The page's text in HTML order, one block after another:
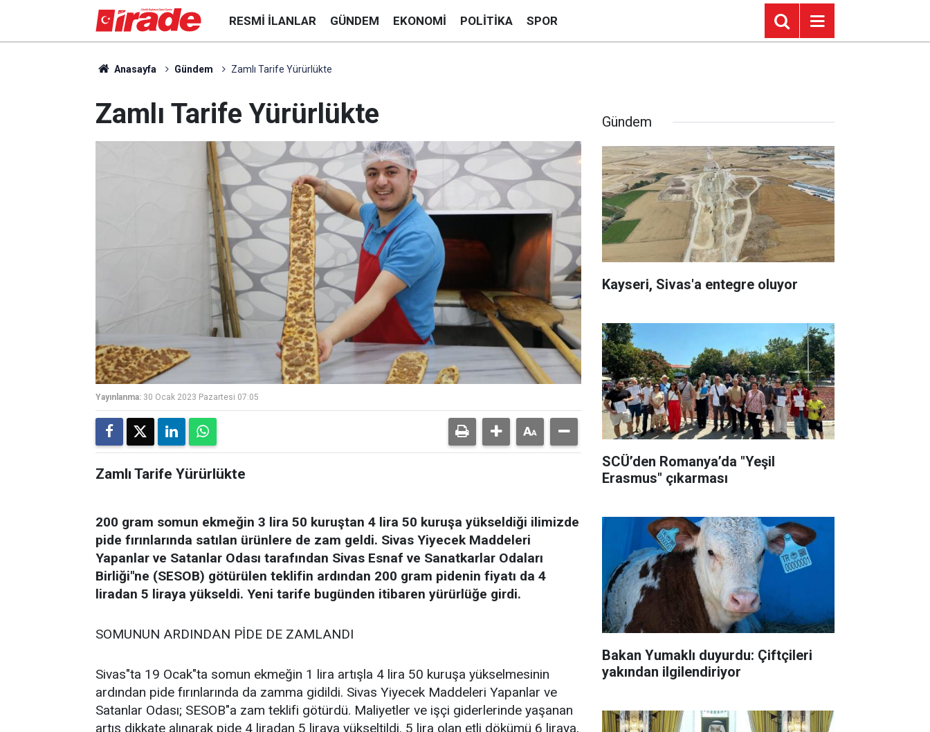
RESMI İLANLAR GÜNDEM EKONOMI POLITIKA SPOR
Anasayfa Gündem Zamlı Tarife Yürürlükte
Zamlı Tarife Yürürlükte
Yayınlanma: 30 Ocak 2023 Pazartesi 07:05
Zamlı Tarife Yürürlükte
200 gram somun ekmeğin 3 lira 50 kuruştan 4 lira 50 kuruşa yükseldiği ilimizde
pide fırınlarında satılan ürünlere de zam geldi. Sivas Yiyecek Maddeleri
Yapanlar ve Satanlar Odası tarafından Sivas Esnaf ve Sanatkarlar Odaları
Birliği"ne (SESOB) götürülen teklifin ardından 200 gram pidenin fiyatı da 4
liradan 5 liraya yükseldi. Yeni tarife bugünden itibaren yürürlüğe girdi.
SOMUNUN ARDINDAN PİDE DE ZAMLANDI
Sivas"ta 19 Ocak"ta somun ekmeğin 1 lira artışla 4 lira 50 kuruşa yükselmesinin
ardından pide fırınlarında da zamma gidildi. Sivas Yiyecek Maddeleri Yapanlar ve
Satanlar Odası; SESOB"a zam teklifi götürdü. Maliyetler ve işçi giderlerinde yaşanan
artış dikkate alınarak pide 4 liradan 5 liraya yükseltildi. 5 lira olan etli dökümü 6 liraya,
Gündem
Kayseri, Sivas'a entegre oluyor
SCÜ’den Romanya’da "Yeşil
Erasmus" çıkarması
Bakan Yumaklı duyurdu: Çiftçileri
yakından ilgilendiriyor